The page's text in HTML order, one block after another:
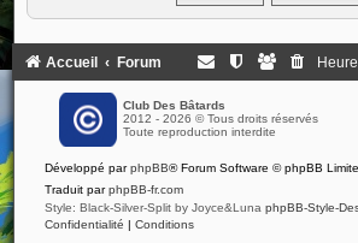
Accueil Forum
Club Des Bâtards
2012 - 2026 © Tous droits réservés
Toute reproduction interdite
Développé parphpBB® Forum Software © phpBB
Traduit parphpBB-fr.com
Style: Black-Silver-Split by Joyce&Luna phpBB-Style-
Confidentialité | Conditions